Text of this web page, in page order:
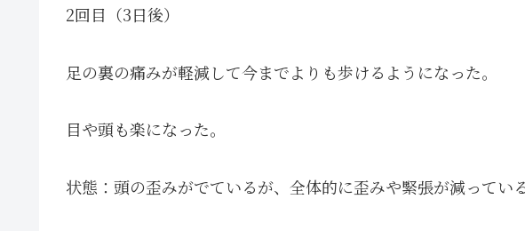
2回目（3日後）
足の裏の痛みが軽減して今までよりも歩けるようになった。
目や頭も楽になった。
状態：頭の歪みがでているが、全体的に歪みや緊張が減っている